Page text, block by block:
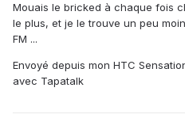
Mouais le bricked à chaque fois
le plus, et je le trouve un peu
FM ...
Envoyé depuis mon HTC
avec Tapatalk